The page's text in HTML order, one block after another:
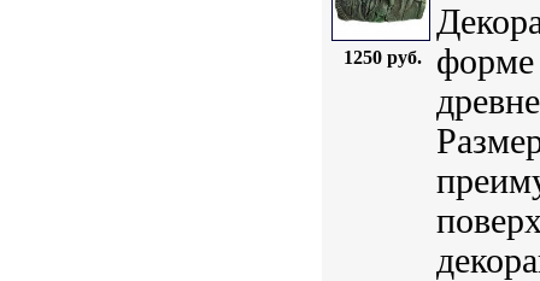
1250 руб.
форме